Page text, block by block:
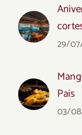
29/
Pais
03/